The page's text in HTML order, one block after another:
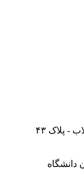
پلاک ۴۳